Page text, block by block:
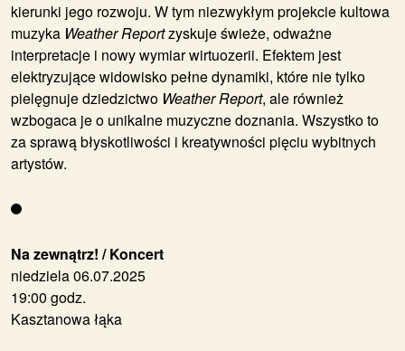
Na zewnątrz! / Koncert
niedziela 06.07.2025
19:00 godz.
Kasztanowa łąka
kierunki jego rozwoju. W tym niezwykłym projekcie kultowa
muzyka Weather Reportzyskuje świeże, odważne
interpretacje i nowy wymiar wirtuozerii. Efektem jest
elektryzujące widowisko pełne dynamiki, które nie tylko
pielęgnuje dziedzictwo Weather Report, ale również
wzbogaca je o unikalne muzyczne doznania. Wszystko to
za sprawą błyskotliwości i kreatywności pięciu wybitnych
artystów.